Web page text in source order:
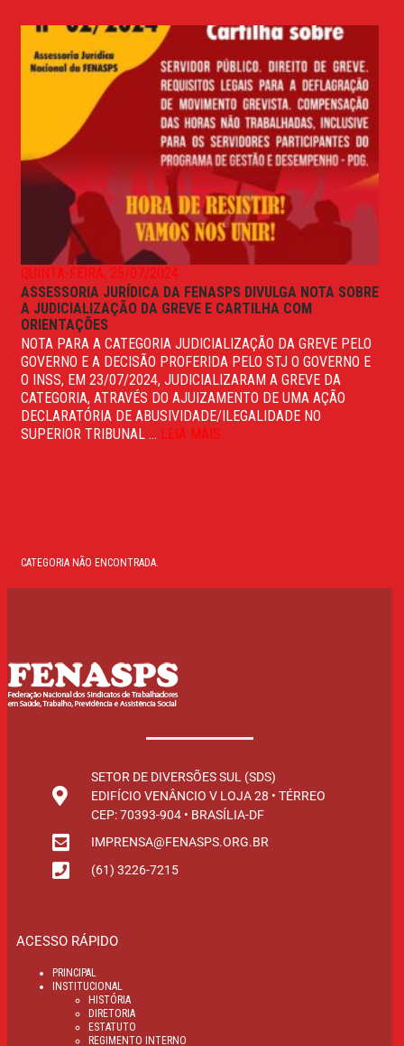
QUINTA-FEIRA, 25/07/2024
ASSESSORIA JURÍDICA DA FENASPS DIVULGA NOTA SOBRE
A JUDICIALIZAÇÃO DA GREVE E CARTILHA COM
ORIENTAÇÕES
NOTA PARA A CATEGORIA JUDICIALIZAÇÃO DA GREVE PELO
GOVERNO E A DECISÃO PROFERIDA PELO STJ O GOVERNO E
O INSS, EM 23/07/2024, JUDICIALIZARAM A GREVE DA
CATEGORIA, ATRAVÉS DO AJUIZAMENTO DE UMA AÇÃO
DECLARATÓRIA DE ABUSIVIDADE/ILEGALIDADE NO
SUPERIOR TRIBUNAL ... LEIA MAIS
CATEGORIA NÃO ENCONTRADA.
SETOR DE DIVERSÕES SUL (SDS)
EDIFÍCIO VENÂNCIO V LOJA 28 • TÉRREO
CEP: 70393-904 • BRASÍLIA-DF
IMPRENSA@FENASPS.ORG.BR
(61) 3226-7215
ACESSO RÁPIDO
PRINCIPAL
INSTITUCIONAL
HISTÓRIA
DIRETORIA
ESTATUTO
REGIMENTO INTERNO